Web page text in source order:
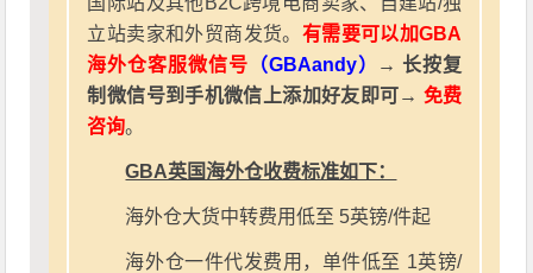
立站卖家和外贸商发货。 有需要可以加GBA
海外仓客服微信号 （GBAandy）
→ 长按复
制微信号到手机微信上添加好友即可→ 免费
咨询。
GBA英国海外仓收费标准如下：
海外仓大货中转费用低至 5英镑/件起
海外仓一件代发费用，单件低至 1英镑/